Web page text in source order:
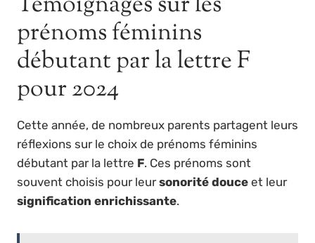
prénoms féminins
débutant par la lettre F
pour 2024
Cette année, de nombreux parents partagent leurs
réflexions sur le choix de prénoms féminins
débutant par la lettre F. Ces prénoms sont
souvent choisis pour leursonorité douce et leur
signification enrichissante.